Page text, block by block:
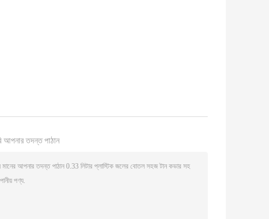
আপনার তদন্ত পাঠান